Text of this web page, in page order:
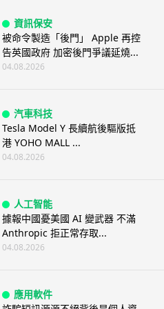
資訊保安
被命令製造「後門」 Apple 再控
告英國政府 加密後門爭議延燒...
04.08.2026
汽車科技
Tesla Model Y 長續航後驅版抵
港 YOHO MALL ...
04.08.2026
人工智能
據報中國憂美國 AI 變武器 不滿
Anthropic 拒正常存取...
04.08.2026
應用軟件